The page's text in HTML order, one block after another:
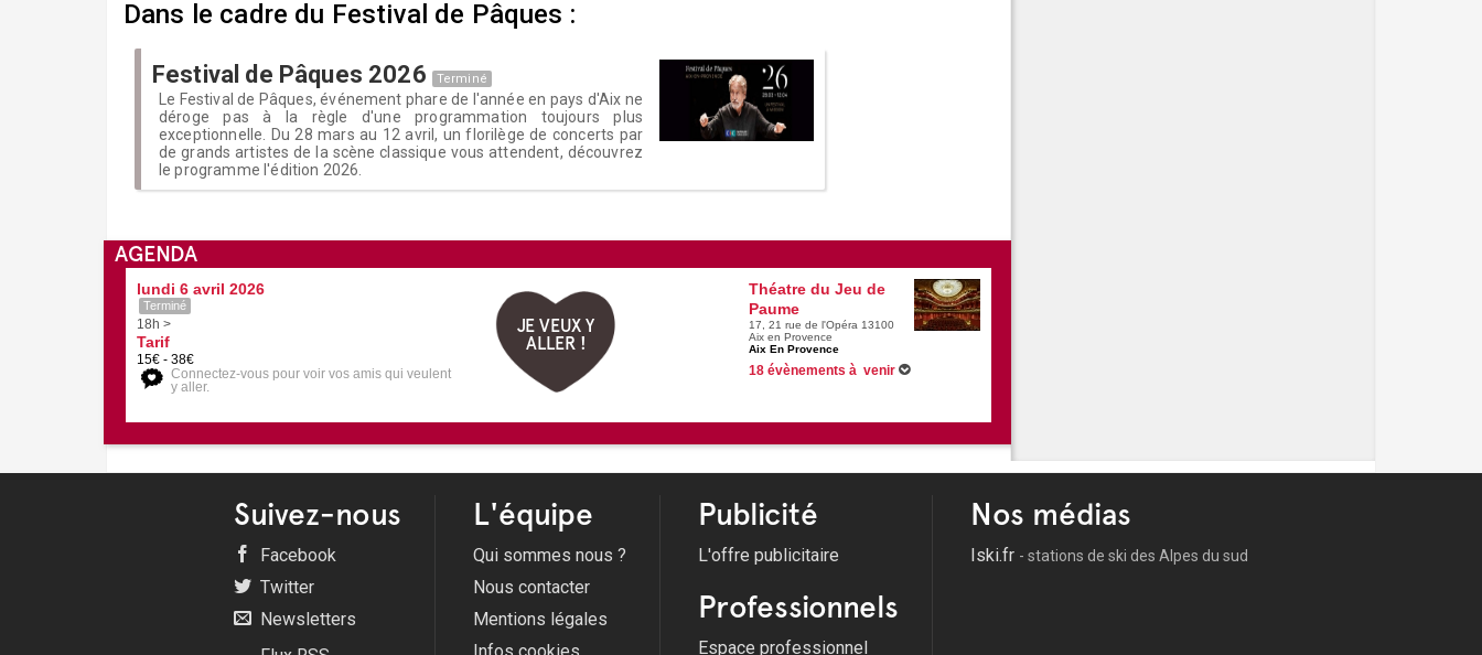
Dans le cadre du Festival de Pâques :
Festival de Pâques 2026 Terminé
Le Festival de Pâques, événement phare de l'année en pays d'Aix ne
déroge pas à la règle d'une programmation toujours plus
exceptionnelle. Du 28 mars au 12 avril, un florilège de concerts par
de grands artistes de la scène classique vous attendent, découvrez
le programme l'édition 2026.
AGENDA
lundi 6 avril 2026
Terminé
18h >
Tarif
15€ - 38€
Connectez-vous pour voir vos amis qui veulent
y aller.
JE VEUX Y
ALLER !
Théatre du Jeu de
Paume
17, 21 rue de l'Opéra 13100
Aix en Provence
Aix En Provence
18 évènements à venir
Du 14/10/2026 au 15/10/2026 -Fête des mères, dyptique familial
Voir tous les évènements
Suivez-nous
Facebook
Twitter
Newsletters
L'équipe
Qui sommes nous ?
Nous contacter
Mentions légales
Publicité
L'offre publicitaire
Professionnels
Espace professionnel
Nos médias
Iski.fr - stations de ski des Alpes du sud